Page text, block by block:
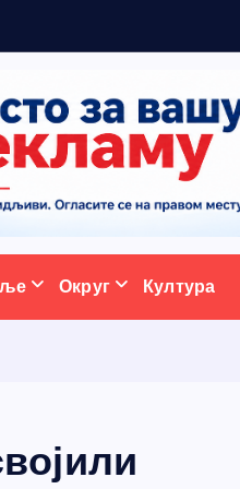
Округ Култура